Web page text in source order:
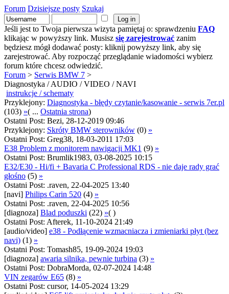
Forum Dzisiejsze posty Szukaj
Jeśli jest to Twoja pierwsza wizyta pamiętaj o: sprawdzeniu FAQ
klikając w powyższy link. Musisz się zarejestrować zanim
będziesz mógł dodawać posty: kliknij powyższy link, aby się
zarejestrować. Aby rozpocząć przeglądanie wiadomości wybierz
forum które chcesz odwiedzić.
Forum > Serwis BMW 7 >
Diagnostyka / AUDIO / VIDEO / NAVI
instrukcje / schematy
Przyklejony: Diagnostyka - błędy czytanie/kasowanie - serwis 7er.pl
(103) »( ... Ostatnia strona)
Ostatni Post: Bezi, 28-12-2019 09:46
Przyklejony: Skróty BMW sterowników (0) »
Ostatni Post: Greg38, 18-03-2011 17:03
E38 Problem z monitorem nawigacji MK1 (9) »
Ostatni Post: Brumlik1983, 03-08-2025 10:15
E32/E30 - Hi/fi + Bavaria C Professional RDS - nie daje rady grać
głośno (5) »
Ostatni Post: .raven, 22-04-2025 13:40
[navi] Philips Carin 520 (4) »
Ostatni Post: .raven, 22-04-2025 10:56
[diagnoza] Blad poduszki (22) »( )
Ostatni Post: Afterek, 11-10-2024 21:49
[audio/video] e38 - Podłącenie wzmacniacza i zmieniarki płyt (bez
navi) (1) »
Ostatni Post: Tomash85, 19-09-2024 19:03
[diagnoza] awaria silnika, pewnie turbina (3) »
Ostatni Post: DobraMorda, 02-07-2024 14:48
VIN zegarów E65 (8) »
Ostatni Post: cursor, 14-05-2024 13:29